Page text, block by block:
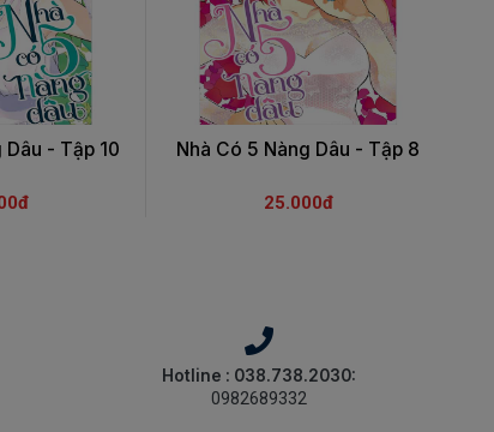
Dâu - Tập 10 Nhà Có 5 Nàng Dâu - Tập 8
25.000đ
Hotline : 038.738.2030:
0982689332